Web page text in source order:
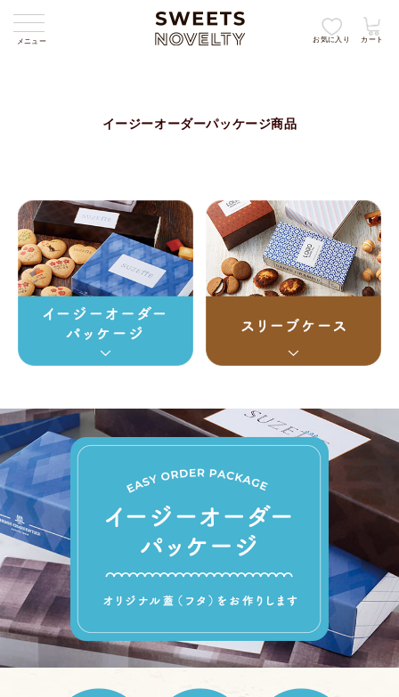
メニュー お気に入り カート
イージーオーダーパッケージ商品